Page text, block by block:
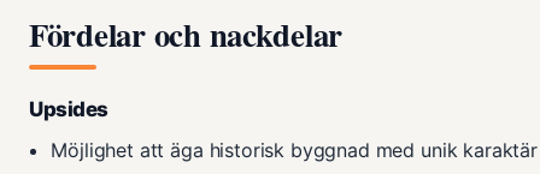
Fördelar och nackdelar
Upsides
Möjlighet att äga historisk byggnad med unik karaktär